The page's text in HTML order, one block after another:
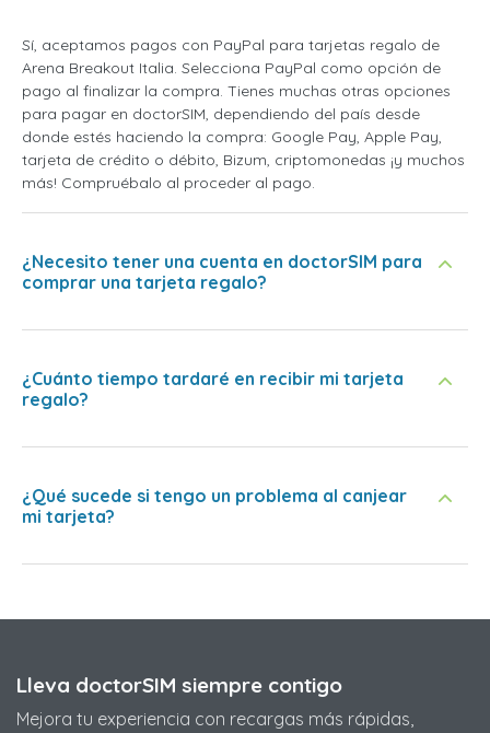
Sí, aceptamos pagos con PayPal para tarjetas regalo de
Arena Breakout Italia. Selecciona PayPal como opción de
pago al finalizar la compra. Tienes muchas otras opciones
para pagar en doctorSIM, dependiendo del país desde
donde estés haciendo la compra: Google Pay, Apple Pay,
tarjeta de crédito o débito, Bizum, criptomonedas ¡y muchos
más! Compruébalo al proceder al pago.
¿Necesito tener una cuenta en doctorSIM para
comprar una tarjeta regalo?
¿Cuánto tiempo tardaré en recibir mi tarjeta
regalo?
¿Qué sucede si tengo un problema al canjear
mi tarjeta?
Lleva doctorSIM siempre contigo
Mejora tu experiencia con recargas más rápidas,